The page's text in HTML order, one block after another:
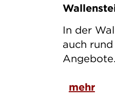
In der
auch
mehr